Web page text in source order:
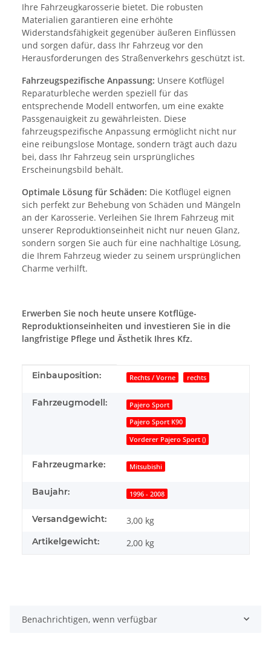
Ihre Fahrzeugkarosserie bietet. Die robusten
Materialien garantieren eine erhöhte
Widerstandsfähigkeit gegenüber äußeren Einflüssen
und sorgen dafür, dass Ihr Fahrzeug vor den
Herausforderungen des Straßenverkehrs geschützt ist.
Fahrzeugspezifische Anpassung: Unsere Kotflügel
Reparaturbleche werden speziell für das
entsprechende Modell entworfen, um eine exakte
Passgenauigkeit zu gewährleisten. Diese
fahrzeugspezifische Anpassung ermöglicht nicht nur
eine reibungslose Montage, sondern trägt auch dazu
bei, dass Ihr Fahrzeug sein ursprüngliches
Erscheinungsbild behält.
Optimale Lösung für Schäden: Die Kotflügel eignen
sich perfekt zur Behebung von Schäden und Mängeln
an der Karosserie. Verleihen Sie Ihrem Fahrzeug mit
unserer Reproduktionseinheit nicht nur neuen Glanz,
sondern sorgen Sie auch für eine nachhaltige Lösung,
die Ihrem Fahrzeug wieder zu seinem ursprünglichen
Charme verhilft.
Erwerben Sie noch heute unsere Kotflüge-
Reproduktionseinheiten und investieren Sie in die
langfristige Pflege und Ästhetik Ihres Kfz.
Produkteigenschaft
Wert
Einbauposition: Rechts / Vorne rechts
Fahrzeugmodell: Pajero Sport
Pajero Sport K90
Vorderer Pajero Sport ()
Fahrzeugmarke: Mitsubishi
Baujahr: 1996 - 2008
Versandgewicht: 3,00 kg
Artikelgewicht: 2,00 kg
Benachrichtigen, wenn verfügbar